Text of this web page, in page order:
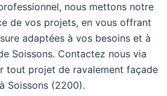
nous mettons notre
de vos projets, en vous offrant
adaptées à vos besoins et à
Soissons. Contactez nous via
tout projet de ravalement façade
Soissons (2200).